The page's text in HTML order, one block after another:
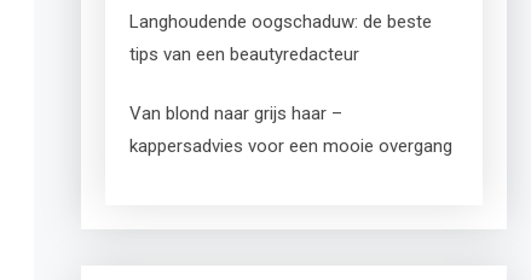
Langhoudende oogschaduw: de beste
tips van een beautyredacteur
Van blond naar grijs haar –
kappersadvies voor een mooie overgang